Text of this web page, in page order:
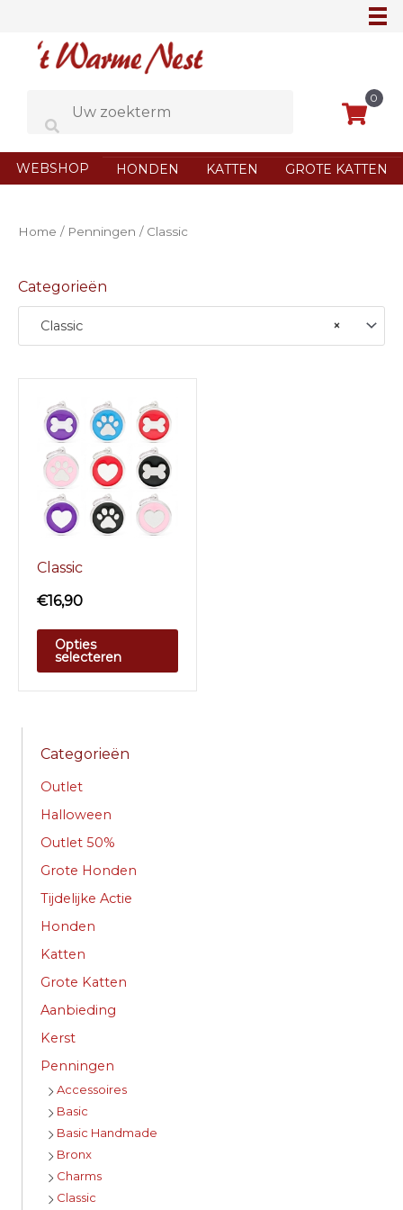
0
WEBSHOP HONDEN KATTEN GROTE KATTEN
Home / Penningen / Classic
Categorieën
×
Classic
Classic
€16,90
Opties
selecteren
Categorieën
Outlet
Halloween
Outlet 50%
Grote Honden
Tijdelijke Actie
Honden
Katten
Grote Katten
Aanbieding
Kerst
Penningen
Accessoires
Basic
Basic Handmade
Bronx
Charms
Classic